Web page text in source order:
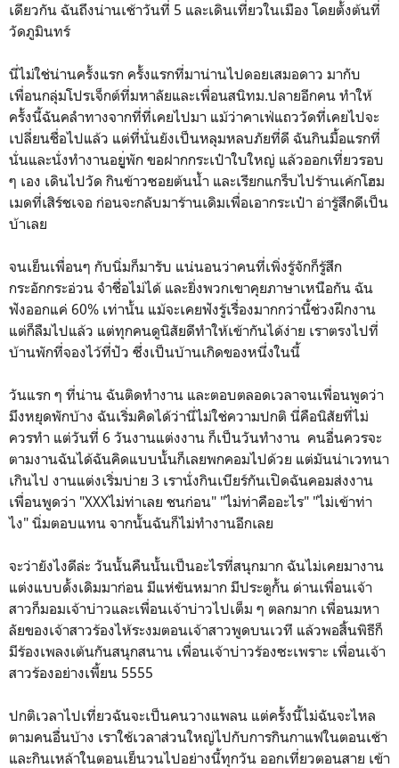
เดียวกัน ฉันถึงน่านเช้าวันที่ 5 และเดินเที่ยวในเมือง โดยตั้งต้นที่
วัดภูมินทร์
นี่ไม่ใช่น่านครั้งแรก ครั้งแรกที่มาน่านไปดอยเสมอดาว มากับ
เพื่อนกลุ่มโปรเจ็กต์ที่มหาลัยและเพื่อนสนิทม.ปลายอีกคน ทำให้
ครั้งนี้ฉันคลำทางจากที่ที่เคยไปมา แม้ว่าคาเฟ่แถววัดที่เคยไปจะ
เปลี่ยนชื่อไปแล้ว แต่ที่นั่นยังเป็นหลุมหลบภัยที่ดี ฉันกินมื้อแรกที่
นั่นและนั่งทำงานอยูู่พัก ขอฝากกระเป๋าใบใหญ่ แล้วออกเที่ยวรอบ
ๆ เอง เดินไปวัด กินข้าวซอยต้นน้ำ และเรียกแกร็บไปร้านเค้กโฮม
เมดที่เสิร์ชเจอ ก่อนจะกลับมาร้านเดิมเพื่อเอากระเป๋า อ่ารู้สึกดีเป็น
บ้าเลย
จนเย็นเพื่อนๆ กับนิ่มก็มารับ แน่นอนว่าคนที่เพิ่งรู้จักก็รู้สึก
กระอักกระอ่วน จำชื่อไม่ได้ และยิ่งพวกเขาคุยภาษาเหนือกัน ฉัน
ฟังออกแค่ 60% เท่านั้น แม้จะเคยฟังรู้เรื่องมากกว่านี้ช่วงฝึกงาน
แต่ก็ลืมไปแล้ว แต่ทุกคนดูนิสัยดีทำให้เข้ากันได้ง่าย เราตรงไปที่
บ้านพักที่จองไว้ที่ปัว ซึ่งเป็นบ้านเกิดของหนึ่งในนี้
วันแรก ๆ ที่น่าน ฉันติดทำงาน และตอบตลอดเวลาจนเพื่อนพูดว่า
มึงหยุดพักบ้าง ฉันเริ่มคิดได้ว่านี่ไม่ใช่ความปกติ นี่คือนิสัยที่ไม่
ควรทำ แต่วันที่ 6 วันงานแต่งงาน ก็เป็นวันทำงาน คนอื่นควรจะ
ตามงานฉันได้ฉันคิดแบบนั้นก็เลยพกคอมไปด้วย แต่มันน่าเวทนา
เกินไป งานแต่งเริ่มบ่าย 3 เรานั่งกินเบียร์กันเปิดฉันคอมส่งงาน
เพื่อนพูดว่า "XXXไม่ท่าเลย ชนก่อน" "ไม่ท่าคืออะไร" "ไม่เข้าท่า
ไง" นิ่มตอบแทน จากนั้นฉันก็ไม่ทำงานอีกเลย
จะว่ายังไงดีล่ะ วันนั้นคืนนั้นเป็นอะไรที่สนุกมาก ฉันไม่เคยมางาน
แต่งแบบดั้งเดิมมาก่อน มีแห่ขันหมาก มีประตูกั้น ด่านเพื่อนเจ้า
สาวก็มอมเจ้าบ่าวและเพื่อนเจ้าบ่าวไปเต็ม ๆ ตลกมาก เพื่อนมหา
ลัยของเจ้าสาวร้องไห้ระงมตอนเจ้าสาวพูดบนเวที แล้วพอสิ้นพิธีก็
มีร้องเพลงเต้นกันสนุกสนาน เพื่อนเจ้าบ่าวร้องซะเพราะ เพื่อนเจ้า
สาวร้องอย่างเพี้ยน 5555
ปกติเวลาไปเที่ยวฉันจะเป็นคนวางแพลน แต่ครั้งนี้ไม่ฉันจะไหล
ตามคนอื่นบ้าง เราใช้เวลาส่วนใหญ่ไปกับการกินกาแฟในตอนเช้า
และกินเหล้าในตอนเย็นวนไปอย่างนี้ทุกวัน ออกเที่ยวตอนสาย เข้า